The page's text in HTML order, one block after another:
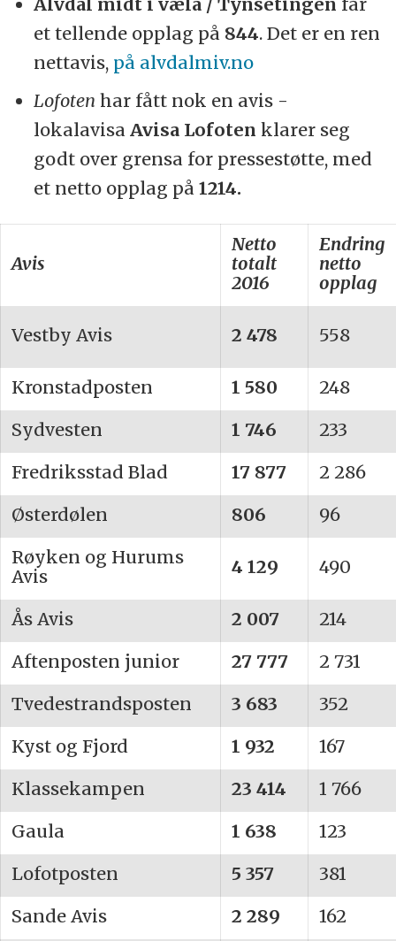
et tellende opplag på 844. Det er en ren
nettavis, på alvdalmiv.no
Lofoten har fått nok en avis -
lokalavisa Avisa Lofoten klarer seg
godt over grensa for pressestøtte, med
et netto opplag på 1214.
Avis
Netto
totalt
2016
Endring
netto
opplag
Vestby Avis 2 478 558
Kronstadposten 1 580
248
Sydvesten
1 746
233
Fredriksstad Blad
17 877
2 286
Østerdølen
806
96
Røyken og Hurums
Avis
4 129 490
Ås Avis 2 007
214
Aftenposten junior
27 777
2 731
Tvedestrandsposten
3 683
352
Kyst og Fjord
1 932
167
Klassekampen
23 414
1 766
Gaula
1 638
123
Lofotposten
5 357
381
Sande Avis
2 289
162